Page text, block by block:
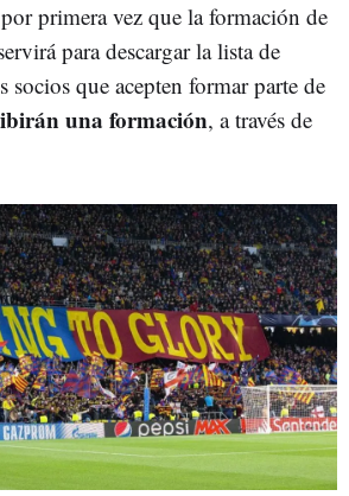
primera vez que la formación de
para descargar la lista de
socios que acepten formar parte de
una formación, a través de